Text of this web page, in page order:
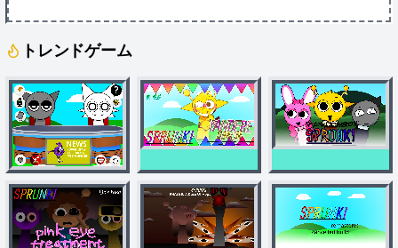
トレンドゲーム